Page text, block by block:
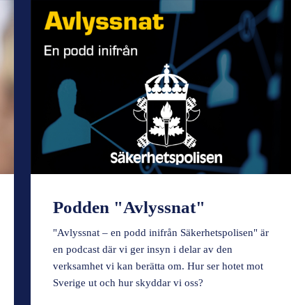
Podden "Avlyssnat"
"Avlyssnat – en podd inifrån Säkerhetspolisen" är
en podcast där vi ger insyn i delar av den
verksamhet vi kan berätta om. Hur ser hotet mot
Sverige ut och hur skyddar vi oss?